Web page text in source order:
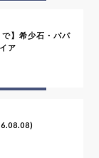
で】希少石・パパ
ア